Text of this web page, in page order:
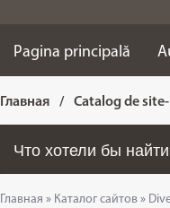
Pagina principală
Главная / Catalog de
Главная » Каталог сайтов »